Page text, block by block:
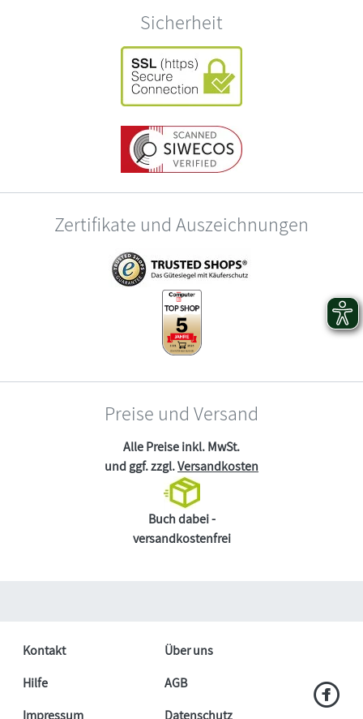
Sicherheit
Zertifikate und Auszeichnungen
Preise und Versand
Alle Preise inkl. MwSt.
und ggf. zzgl.Versandkosten
Buch dabei -
versandkostenfrei
Kontakt
Über uns
Hilfe
AGB
Impressum
Datenschutz